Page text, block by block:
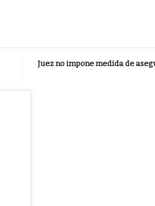
Juez no impone medida de